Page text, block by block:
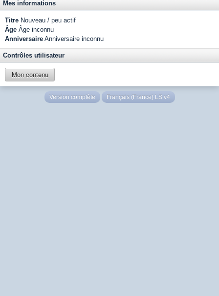
Mes informations
Titre Nouveau / peu actif
Âge Âge inconnu
Anniversaire Anniversaire inconnu
Contrôles utilisateur
Mon contenu
Version complète Français (France) LS v4